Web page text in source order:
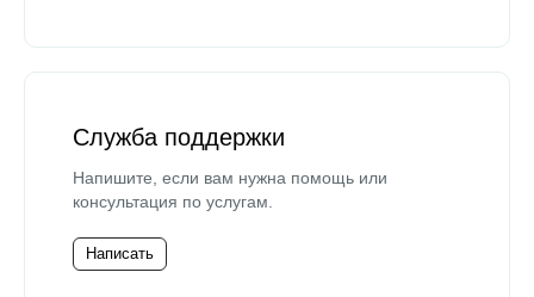
Служба поддержки
Напишите, если вам нужна помощь или
консультация по услугам.
Написать